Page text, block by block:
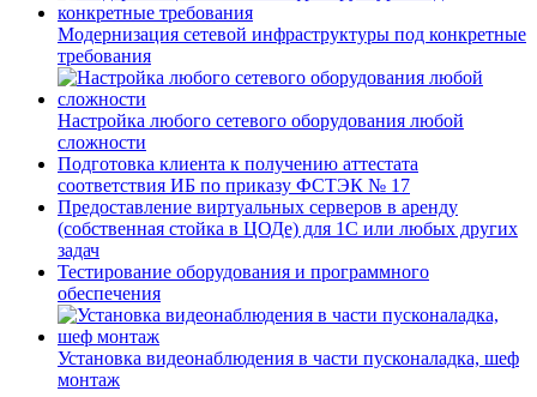
Модернизация сетевой инфраструктуры под конкретные
требования
Настройка любого сетевого оборудования любой
сложности
Подготовка клиента к получению аттестата
соответствия ИБ по приказу ФСТЭК № 17
Предоставление виртуальных серверов в аренду
(собственная стойка в ЦОДе) для 1С или любых других
задач
Тестирование оборудования и программного
обеспечения
Установка видеонаблюдения в части пусконаладка, шеф
монтаж